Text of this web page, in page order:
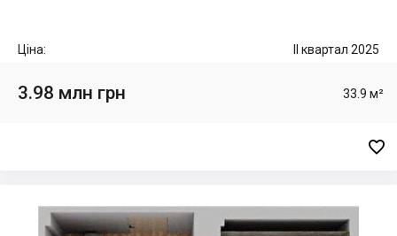
Ціна: II квартал 2025
3.98 млн грн 33.9 м²
